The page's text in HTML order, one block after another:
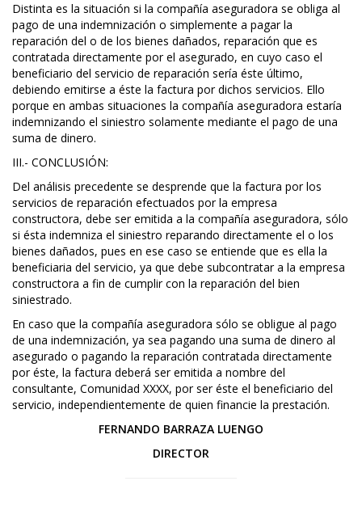
Distinta es la situación si la compañía aseguradora se obliga al
pago de una indemnización o simplemente a pagar la
reparación del o de los bienes dañados, reparación que es
contratada directamente por el asegurado, en cuyo caso el
beneficiario del servicio de reparación sería éste último,
debiendo emitirse a éste la factura por dichos servicios. Ello
porque en ambas situaciones la compañía aseguradora estaría
indemnizando el siniestro solamente mediante el pago de una
suma de dinero.
III.- CONCLUSIÓN:
Del análisis precedente se desprende que la factura por los
servicios de reparación efectuados por la empresa
constructora, debe ser emitida a la compañía aseguradora, sólo
si ésta indemniza el siniestro reparando directamente el o los
bienes dañados, pues en ese caso se entiende que es ella la
beneficiaria del servicio, ya que debe subcontratar a la empresa
constructora a fin de cumplir con la reparación del bien
siniestrado.
En caso que la compañía aseguradora sólo se obligue al pago
de una indemnización, ya sea pagando una suma de dinero al
asegurado o pagando la reparación contratada directamente
por éste, la factura deberá ser emitida a nombre del
consultante, Comunidad XXXX, por ser éste el beneficiario del
servicio, independientemente de quien financie la prestación.
FERNANDO BARRAZA LUENGO
DIRECTOR